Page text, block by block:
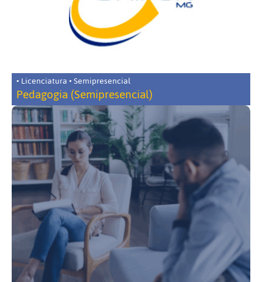
• Licenciatura • Semipresencial
Pedagogia (Semipresencial)